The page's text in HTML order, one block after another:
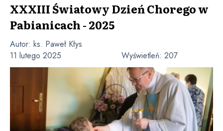
XXXIII Światowy Dzień Chorego w
Pabianicach - 2025
Autor: ks. Paweł Kłys
11 lutego 2025
Wyświetleń: 207